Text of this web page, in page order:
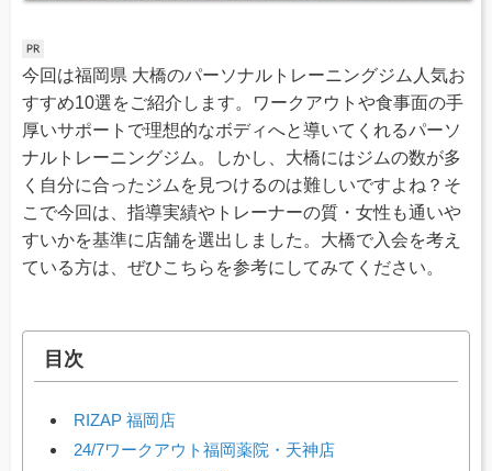
今回は福岡県 大橋のパーソナルトレーニングジム人気お
すすめ10選をご紹介します。ワークアウトや食事面の手
厚いサポートで理想的なボディへと導いてくれるパーソ
ナルトレーニングジム。しかし、大橋にはジムの数が多
く自分に合ったジムを見つけるのは難しいですよね？そ
こで今回は、指導実績やトレーナーの質・女性も通いや
すいかを基準に店舗を選出しました。大橋で入会を考え
ている方は、ぜひこちらを参考にしてみてください。
目次
RIZAP 福岡店
24/7ワークアウト福岡薬院・天神店